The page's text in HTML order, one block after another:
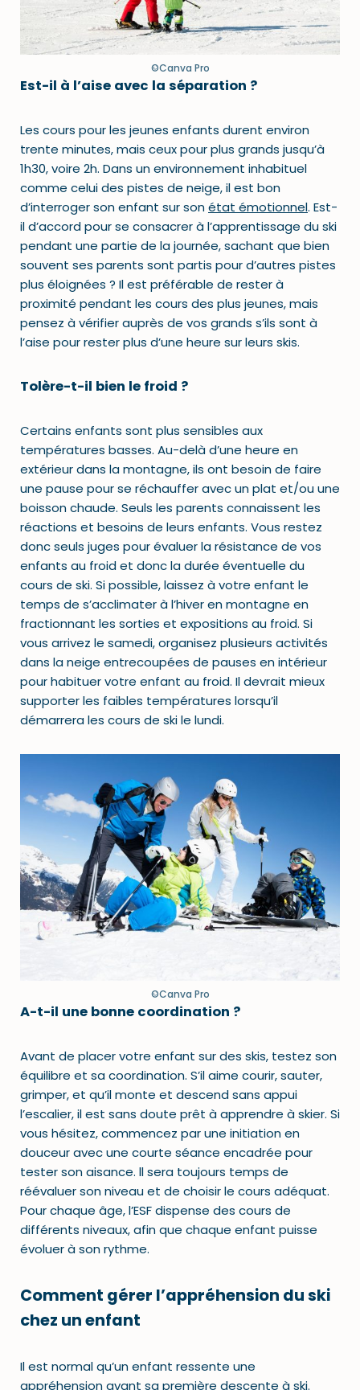
©Canva Pro
Est-il à l’aise avec la séparation ?
Les cours pour les jeunes enfants durent environ
trente minutes, mais ceux pour plus grands jusqu’à
1h30, voire 2h. Dans un environnement inhabituel
comme celui des pistes de neige, il est bon
d’interroger son enfant sur sonétat émotionnel. Est-
il d’accord pour se consacrer à l’apprentissage du ski
pendant une partie de la journée, sachant que bien
souvent ses parents sont partis pour d’autres pistes
plus éloignées ? Il est préférable de rester à
proximité pendant les cours des plus jeunes, mais
pensez à vérifier auprès de vos grands s’ils sont à
l’aise pour rester plus d’une heure sur leurs skis.
Tolère-t-il bien le froid ?
Certains enfants sont plus sensibles aux
températures basses. Au-delà d’une heure en
extérieur dans la montagne, ils ont besoin de faire
une pause pour se réchauffer avec un plat et/ou une
boisson chaude. Seuls les parents connaissent les
réactions et besoins de leurs enfants. Vous restez
donc seuls juges pour évaluer la résistance de vos
enfants au froid et donc la durée éventuelle du
cours de ski. Si possible, laissez à votre enfant le
temps de s’acclimater à l’hiver en montagne en
fractionnant les sorties et expositions au froid. Si
vous arrivez le samedi, organisez plusieurs activités
dans la neige entrecoupées de pauses en intérieur
pour habituer votre enfant au froid. Il devrait mieux
supporter les faibles températures lorsqu’il
démarrera les cours de ski le lundi.
©Canva Pro
A-t-il une bonne coordination ?
Avant de placer votre enfant sur des skis, testez son
équilibre et sa coordination. S’il aime courir, sauter,
grimper, et qu’il monte et descend sans appui
l’escalier, il est sans doute prêt à apprendre à skier. Si
vous hésitez, commencez par une initiation en
douceur avec une courte séance encadrée pour
tester son aisance. ll sera toujours temps de
réévaluer son niveau et de choisir le cours adéquat.
Pour chaque âge, l’ESF dispense des cours de
différents niveaux, afin que chaque enfant puisse
évoluer à son rythme.
Comment gérer l’appréhension du ski
chez un enfant
Il est normal qu’un enfant ressente une
appréhension avant sa première descente à ski.